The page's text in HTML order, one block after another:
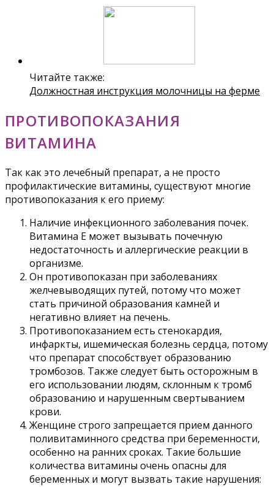
Читайте также:
Должностная инструкция молочницы на ферме
ПРОТИВОПОКАЗАНИЯ
ВИТАМИНА
Так как это лечебный препарат, а не просто
профилактические витамины, существуют многие
противопоказания к его приему:
Наличие инфекционного заболевания почек.
Витамина Е может вызывать почечную
недостаточность и аллергические реакции в
организме.
Он противопоказан при заболеваниях
желчевыводящих путей, потому что может
стать причиной образования камней и
негативно влияет на печень.
Противопоказанием есть стенокардия,
инфаркты, ишемическая болезнь сердца, потому
что препарат способствует образованию
тромбозов. Также следует быть осторожным в
его использовании людям, склонным к тромб
образованию и нарушенным свертыванием
крови.
Женщине строго запрещается прием данного
поливитаминного средства при беременности,
особенно на ранних сроках. Такие большие
количества витамины очень опасны для
беременных и могут вызвать такие нарушения: